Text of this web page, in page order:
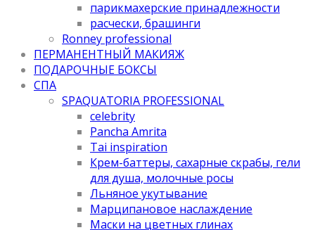
парикмахерские принадлежности
расчески, брашинги
Ronney professional
ПЕРМАНЕНТНЫЙ МАКИЯЖ
ПОДАРОЧНЫЕ БОКСЫ
СПА
SPAQUATORIA PROFESSIONAL
celebrity
Pancha Amrita
Tai inspiration
Крем-баттеры, сахарные скрабы, гели
для душа, молочные росы
Льняное укутывание
Марципановое наслаждение
Маски на цветных глинах